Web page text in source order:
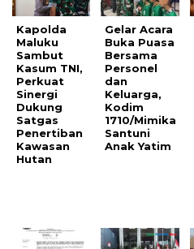
Kapolda
Maluku
Sambut
Kasum TNI,
Perkuat
Sinergi
Dukung
Satgas
Penertiban
Kawasan
Hutan
Gelar Acara
Buka Puasa
Bersama
Personel
dan
Keluarga,
Kodim
1710/Mimika
Santuni
Anak Yatim